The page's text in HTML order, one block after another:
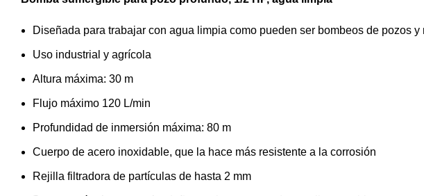
Diseñada para trabajar con agua limpia como pueden ser bombeos de pozos
Uso industrial y agrícola
Altura máxima: 30 m
Flujo máximo 120 L/min
Profundidad de inmersión máxima: 80 m
Cuerpo de acero inoxidable, que la hace más resistente a la corrosión
Rejilla filtradora de partículas de hasta 2 mm